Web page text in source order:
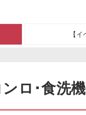
【イ
ロ･食洗